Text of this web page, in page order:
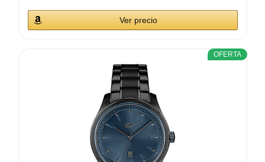
Ver precio
OFERTA